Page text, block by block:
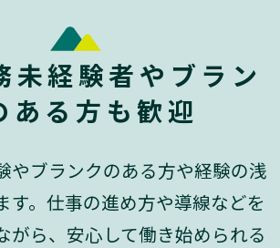
未経験者やブラン
ある方も歓迎
やブランクのある方や経験の浅
す。仕事の進め方や導線などを
がら、安心して働き始められる